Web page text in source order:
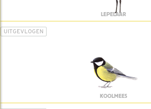
LEPELAAR
UITGEVLOGEN
KOOLMEES